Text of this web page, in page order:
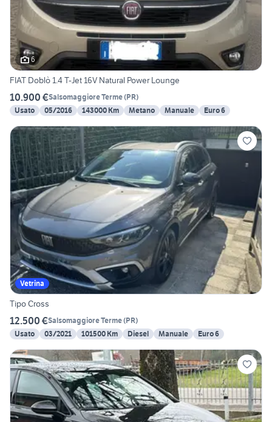
6
FIAT Doblò 1.4 T-Jet 16V Natural Power Lounge
10.900 €Salsomaggiore Terme(PR)
Usato
05/2016 143000 Km Metano Manuale Euro 6
Vetrina
Tipo Cross
12.500 €Salsomaggiore Terme(PR)
Usato
03/2021 101500 Km Diesel Manuale Euro 6